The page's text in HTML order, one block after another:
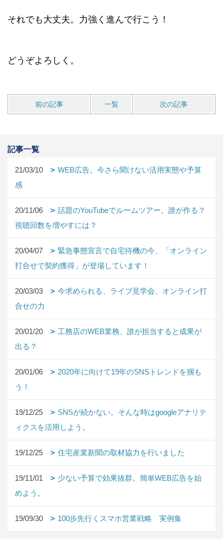
それでも大丈夫。力強く進んで行こう！
どうぞよろしく。
前の記事 一覧 次の記事
記事一覧
21/03/10
WEB広告。今さら聞けない活用実態や予算
感
20/11/06
話題のYouTubeでルームツアー。誰が作る？
視聴回数を増やすには？
20/04/07
緊急事態宣言で自宅待機の今、「オンライン
打合せで契約獲得」が登場しています！
20/03/03
今求められる、ライブ見学会、オンライン打
合せの力
20/01/20
工務店のWEB業務、誰が担当すると成果が
出る？
20/01/06
2020年に向けて19年のSNSトレンドを掴も
う！
19/12/25
SNSが続かない。そんな時はgoogleアナリテ
ィクスを活用しよう。
19/12/25 住宅産業新聞の取材協力を行いました
19/11/01
少ない予算で効果抜群。簡単WEB広告を始
めよう。
19/09/30 100歩先行くスマホ営業戦略 実例集